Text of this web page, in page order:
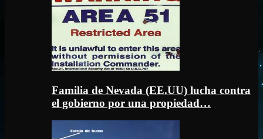
Familia de Nevada (EE.UU) lucha contra
el gobierno por una propiedad…